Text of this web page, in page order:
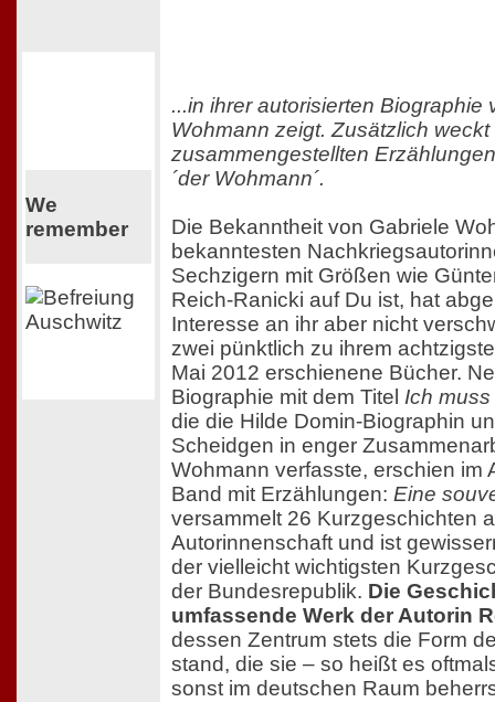
We
remember
...in ihrer autorisierten Biographie
Wohmann zeigt. Zusätzlich
zusammengestellten
´der Wohmann´.
Die Bekanntheit von Gabriele
bekanntesten
Sechzigern mit Größen wie
Reich-Ranicki auf Du ist, hat
Interesse an ihr aber nicht
zwei pünktlich zu ihrem
Mai 2012 erschienene Bücher.
Biographie mit dem Titel Ich
die die Hilde Domin-Biographin
Scheidgen in enger
Wohmann verfasste, erschien im
Band mit Erzählungen: Eine
versammelt 26 Kurzgeschichten
Autorinnenschaft und ist
der vielleicht wichtigsten
der Bundesrepublik. Die
umfassende Werk der Autorin
dessen Zentrum stets die Form
stand, die sie – so heißt es
sonst im deutschen Raum